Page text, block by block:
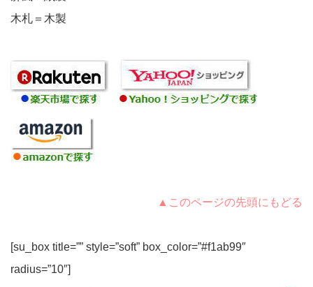
木札＝木製
▲このページの先頭にもどる
[su_box title=”” style=”soft” box_color=”#f1ab99″
radius=”10″]